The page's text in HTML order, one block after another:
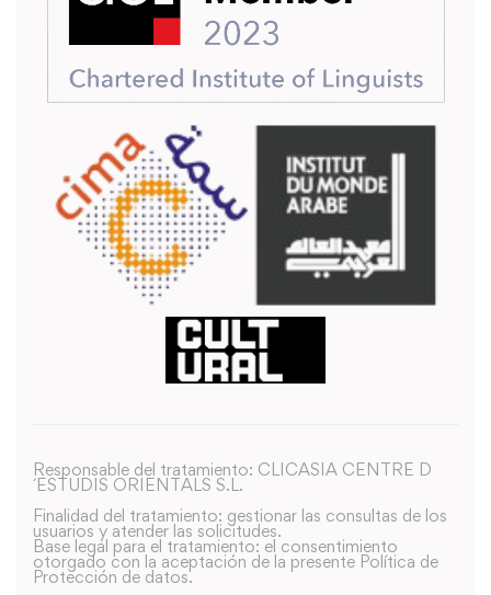
Responsable del tratamiento: CLICASIA CENTRE D
´ESTUDIS ORIENTALS S.L.
Finalidad del tratamiento: gestionar las consultas de los
usuarios y atender las solicitudes.
Base legal para el tratamiento: el consentimiento
otorgado con la aceptación de la presente Política de
Protección de datos.